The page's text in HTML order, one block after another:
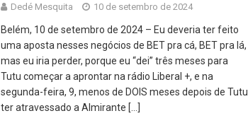
Dedé Mesquita 10 de setembro de 2024
Belém, 10 de setembro de 2024 – Eu deveria ter feito
uma aposta nesses negócios de BET pra cá, BET pra lá,
mas eu iria perder, porque eu “dei” três meses para
Tutu começar a aprontar na rádio Liberal +, e na
segunda-feira, 9, menos de DOIS meses depois de Tutu
ter atravessado a Almirante […]